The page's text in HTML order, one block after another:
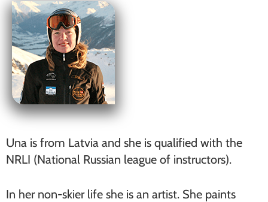
Una is from Latvia and she is qualified with the
NRLI (National Russian league of instructors).
In her non-skier life she is an artist. She paints